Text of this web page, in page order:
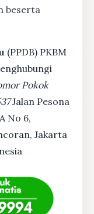
beserta
(PPDB) PKBM
Pokok
Jalan Pesona
No 6,
Jakarta